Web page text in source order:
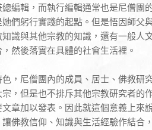
編輯，而執行編輯通常也是尼僧團
們躬行實踐的起點。但是悟因師父
識與其他宗教的知識，還有一般人
然後落實在具體的社會生活裡。
，尼僧團內的成員、居士、佛教研
，但是也不排斥其他宗教研究者的
章加以發表。因此就這個意義上來
佛教信仰、知識與生活經驗作結合